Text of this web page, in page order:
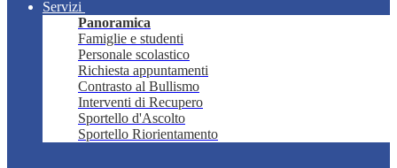
Servizi
Panoramica
Famiglie e studenti
Personale scolastico
Richiesta appuntamenti
Contrasto al Bullismo
Interventi di Recupero
Sportello d'Ascolto
Sportello Riorientamento